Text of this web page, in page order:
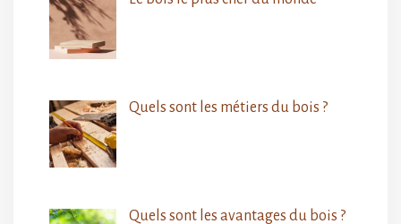
Quels sont les métiers du bois ?
Quels sont les avantages du bois ?